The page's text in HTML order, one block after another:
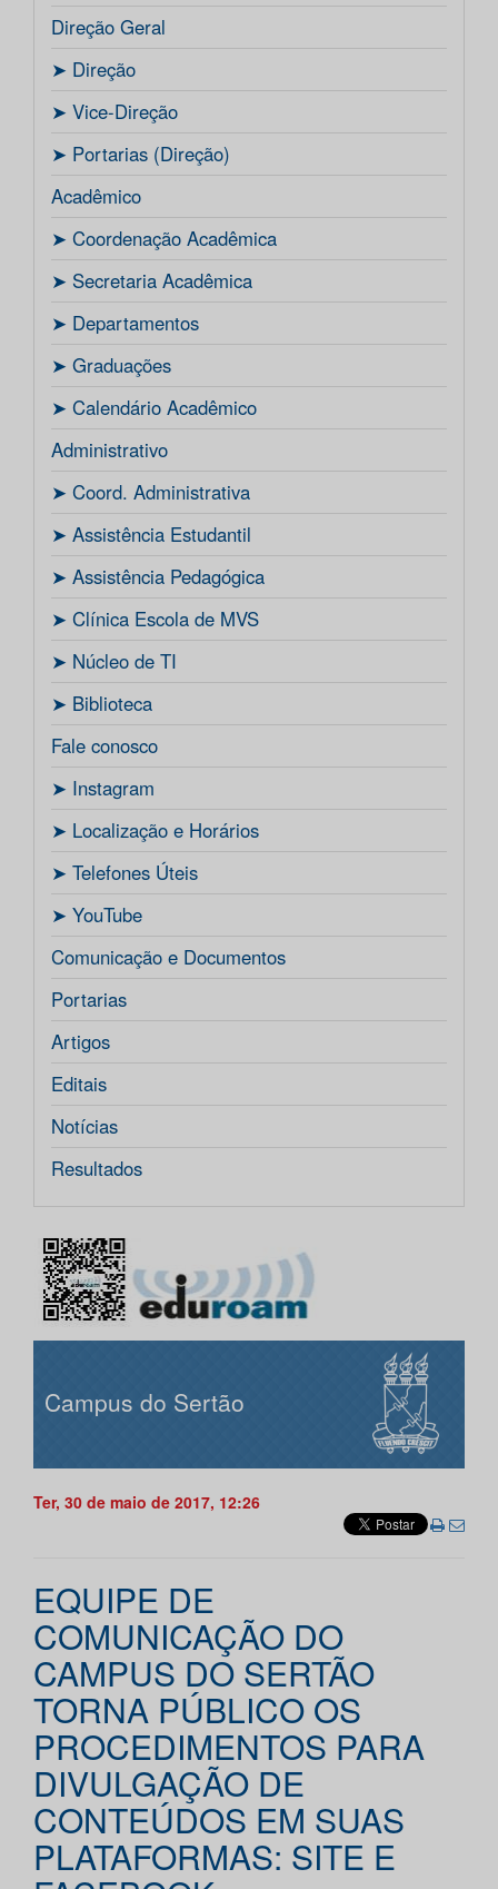
Direção Geral
ㅤ➤ Direção
ㅤ➤ Vice-Direção
ㅤ➤ Portarias (Direção)
Acadêmico
ㅤ➤ Coordenação Acadêmica
ㅤㅤ➤ Secretaria Acadêmica
ㅤ➤ Departamentos
ㅤ➤ Graduações
ㅤ➤ Calendário Acadêmico
Administrativo
ㅤ➤ Coord. Administrativa
ㅤ➤ Assistência Estudantil
ㅤ➤ Assistência Pedagógica
ㅤ➤ Clínica Escola de MVS
ㅤ➤ Núcleo de TI
ㅤ➤ Biblioteca
Fale conosco
ㅤ➤ Instagram
ㅤ➤ Localização e Horários
ㅤ➤ Telefones Úteis
ㅤ➤ YouTube
Comunicação e Documentos
Portarias
Artigos
Editais
Notícias
Resultados
Campus do Sertão
Ter, 30 de maio de 2017, 12:26
EQUIPE DE
COMUNICAÇÃO DO
CAMPUS DO SERTÃO
TORNA PÚBLICO OS
PROCEDIMENTOS PARA
DIVULGAÇÃO DE
CONTEÚDOS EM SUAS
PLATAFORMAS: SITE E